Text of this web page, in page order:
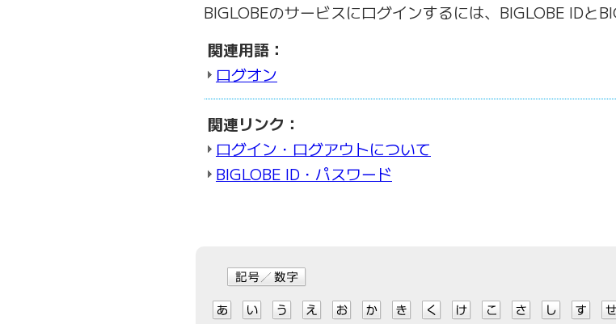
BIGLOBEのサービスにログインするには、BIGLOBE IDと
関連用語：
ログオン
関連リンク：
ログイン・ログアウトについて
BIGLOBE ID・パスワード